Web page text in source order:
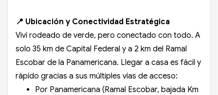
📍 Ubicación y Conectividad Estratégica
Viví rodeado de verde, pero conectado con todo. A
solo 35 km de Capital Federal y a 2 km del Ramal
Escobar de la Panamericana. Llegar a casa es fácil y
rápido gracias a sus múltiples vías de acceso:
Por Panamericana (Ramal Escobar, bajada Km